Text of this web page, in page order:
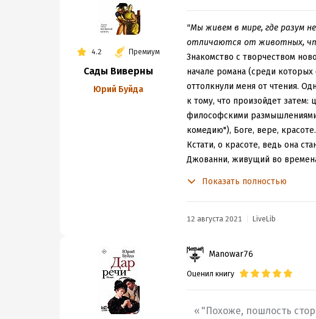
4.2 Премиум
Сады Виверны
Юрий Буйда
"Мы живем в мире, где разум
отличаются от животных,
Знакомство с творчеством
начале романа (среди которых
оттолкнули меня от чтения.
к тому, что произойдет затем:
философскими размышлениями
комедию"), Боге, вере, красоте.
Кстати, о красоте, ведь она
Джованни, живущий во
"Когда-нибудь избыток
Во второй части романа мы
и...вампиры. Молодой человек
происходят жуткие
"Мы не стремимся улучшать
Показать полностью
12 августа 2021 LiveLib
Manowar76
Оценил книгу
"Похоже, пошлость